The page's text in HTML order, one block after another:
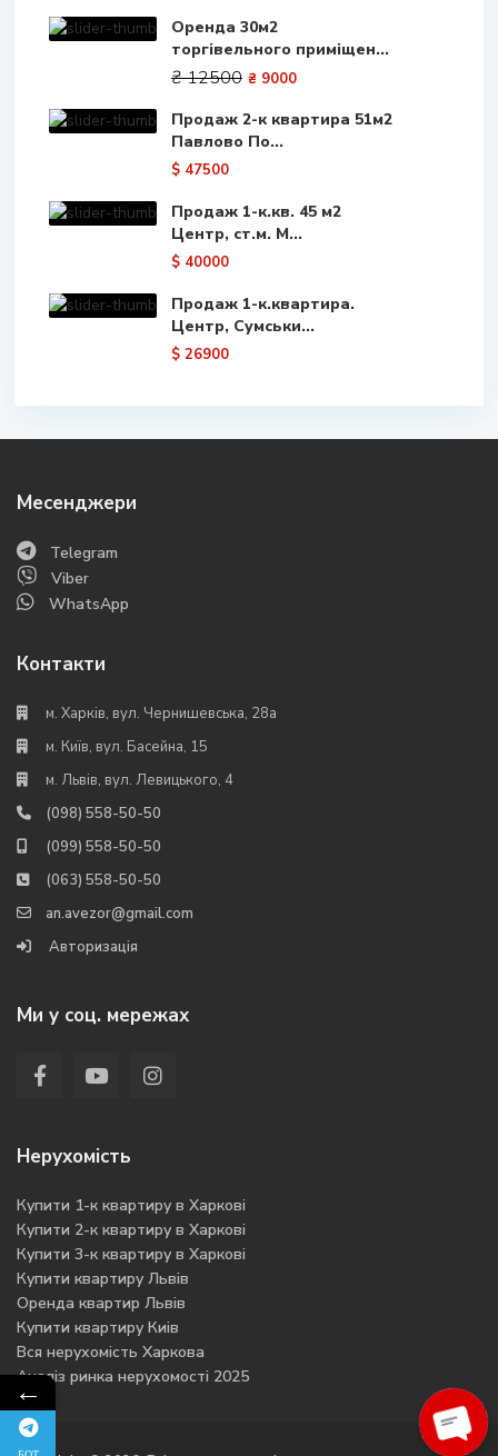
Оренда 30м2
торгівельного приміщен...
₴ 12500 ₴ 9000
Продаж 2-к квартира 51м2
Павлово По...
$ 47500
Продаж 1-к.кв. 45 м2
Центр, ст.м. М...
$ 40000
Продаж 1-к.квартира.
Центр, Сумськи...
$ 26900
Месенджери
Telegram
Viber
WhatsApp
Контакти
м. Харків, вул. Чернишевська, 28а
м. Київ, вул. Басейна, 15
м. Львів, вул. Левицького, 4
(098) 558-50-50
(099) 558-50-50
(063) 558-50-50
an.avezor@gmail.com
Авторизація
Ми у соц. мережах
Нерухомість
Купити 1-к квартиру в Харкові
Купити 2-к квартиру в Харкові
Купити 3-к квартиру в Харкові
Купити квартиру Львів
Оренда квартир Львів
Купити квартиру Киів
Вся нерухомість Харкова
Аналіз ринка нерухомості 2025
←